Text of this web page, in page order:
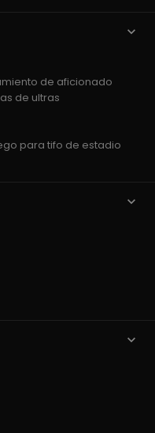

de aficionado
de ultras
para tifo de estadio

